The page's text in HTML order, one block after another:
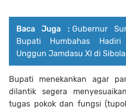
Baca Juga : Gubernur
Bupati Humbahas
Unggun Jamdasu XI di
Bupati menekankan agar
dilantik segera
tugas pokok dan fungsi